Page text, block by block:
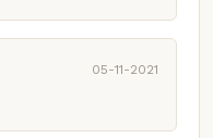
05-11-2021